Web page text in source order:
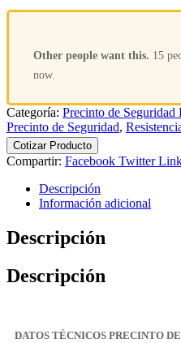
Other people want this. 15
now.
Categoría: Precinto de Seguridad
Precinto de Seguridad,
Cotizar Producto
Compartir: Facebook Twitter
Descripción
Información adicional
Descripción
Descripción
DATOS TÉCNICOS PRECINTO